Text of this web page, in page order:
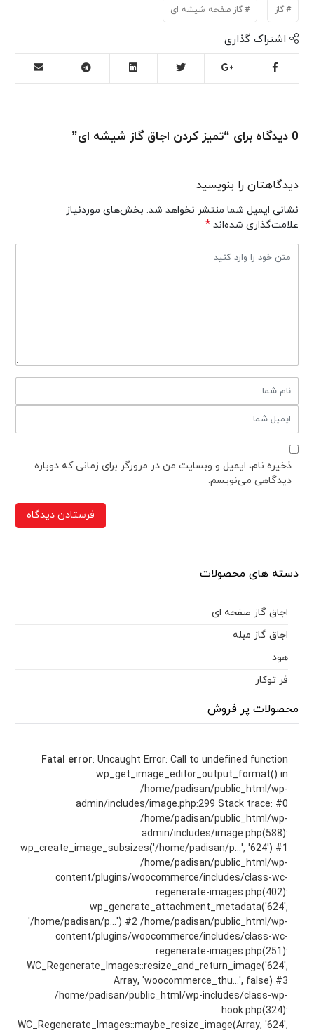
گاز گاز صفحه شیشه ای
اشتراک گذاری
0 دیدگاه برای “تمیز کردن اجاق گاز شیشه ای”
دیدگاهتان را بنویسید
نشانی ایمیل شما منتشر نخواهد شد. بخش‌های موردنیاز
علامت‌گذاری شده‌اند *
ذخیره نام، ایمیل و وبسایت من در مرورگر برای زمانی که دوباره
دیدگاهی می‌نویسم.
دسته های محصولات
اجاق گاز صفحه ای
اجاق گاز مبله
هود
فر توکار
محصولات پر فروش
Fatal error: Uncaught Error: Call to undefined function
wp_get_image_editor_output_format() in
/home/padisan/public_html/wp-
admin/includes/image.php:299 Stack trace: #0
/home/padisan/public_html/wp-
admin/includes/image.php(588):
wp_create_image_subsizes('/home/padisan/p...', '624') #1
/home/padisan/public_html/wp-
content/plugins/woocommerce/includes/class-wc-
regenerate-images.php(402):
wp_generate_attachment_metadata('624',
'/home/padisan/p...') #2 /home/padisan/public_html/wp-
content/plugins/woocommerce/includes/class-wc-
regenerate-images.php(251):
WC_Regenerate_Images::resize_and_return_image('624',
Array, 'woocommerce_thu...', false) #3
/home/padisan/public_html/wp-includes/class-wp-
hook.php(324):
WC_Regenerate_Images::maybe_resize_image(Array, '624',